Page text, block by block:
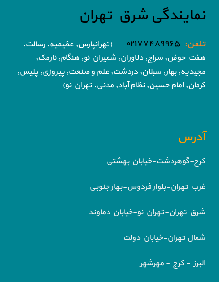
نمایندگی شرق تهران
تلفن: ۰۲۱۷۷۴۸۹۹۶۵
(تهرانپارس, عظیمیه, رسالت,
هفت حوض, سراج, دلاوران, شمیران نو, هنگام, نارمک,
مجیدیه, بهار, سبلان, دردشت, علم و صنعت, پیروزی, پلیس,
کرمان, امام حسین, نظام آباد, مدنی, تهران نو)
آدرس
کرج-گوهردشت-خیابان بهشتی
غرب تهران-بلوار فردوس-بهار جنوبی
شرق تهران-تهران نو-خیابان دماوند
شمال تهران-خیابان دولت
البرز - کرج - مهرشهر